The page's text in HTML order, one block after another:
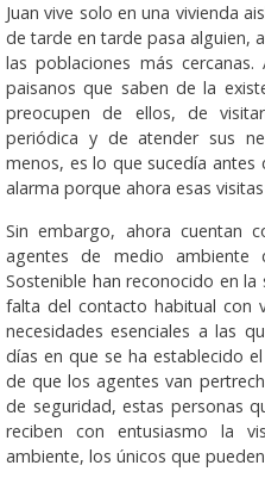
Juan vive solo en una vivienda
de tarde en tarde pasa alguien,
las poblaciones más
paisanos que saben de la
preocupen de ellos, de
periódica y de atender sus
menos, es lo que sucedía
alarma porque ahora esas
Sin embargo, ahora cuentan
agentes de medio ambiente
Sostenible han reconocido en
falta del contacto habitual con
necesidades esenciales a las
días en que se ha establecido
de que los agentes van
de seguridad, estas personas
reciben con entusiasmo la
ambiente, los únicos que